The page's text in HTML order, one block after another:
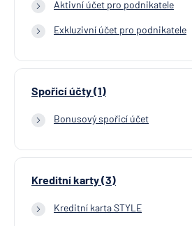
Aktivní účet pro podnikatele
Exkluzivní účet pro podnikatele
Spořicí účty (1)
Bonusový spořicí účet
Kreditní karty (3)
Kreditní karta STYLE